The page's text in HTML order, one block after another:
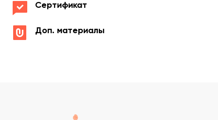
Сертификат
Доп. материалы